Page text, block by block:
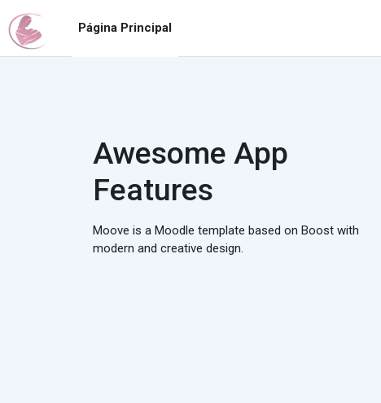
Página Principal
Awesome App
Features
Moove is a Moodle template based on Boost with
modern and creative design.